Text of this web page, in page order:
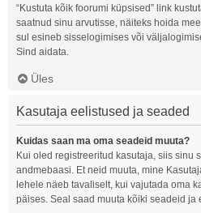
“Kustuta kõik foorumi küpsised” link
saatnud sinu arvutisse, näiteks hoida
sul esineb sisselogimises või
Sind aidata.
Üles
Kasutaja eelistused ja seaded
Kuidas saan ma oma seadeid muuta?
Kui oled registreeritud kasutaja, siis sinu
andmebaasi. Et neid muuta, mine
lehele näeb tavaliselt, kui vajutada oma
päises. Seal saad muuta kõiki seadeid ja